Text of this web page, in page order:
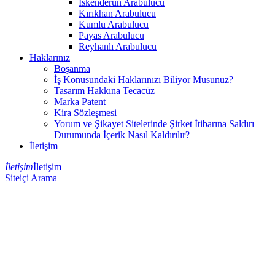
İskenderun Arabulucu
Kırıkhan Arabulucu
Kumlu Arabulucu
Payas Arabulucu
Reyhanlı Arabulucu
Haklarınız
Boşanma
İş Konusundaki Haklarınızı Biliyor Musunuz?
Tasarım Hakkına Tecacüz
Marka Patent
Kira Sözleşmesi
Yorum ve Şikayet Sitelerinde Şirket İtibarına Saldırı
Durumunda İçerik Nasıl Kaldırılır?
İletişim
İletişimİletişim
Siteiçi Arama